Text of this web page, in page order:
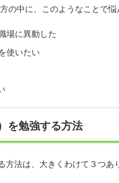
の中に、このようなことで
場に異動した
使いたい
を勉強する方法
法は、大きくわけて３つあ